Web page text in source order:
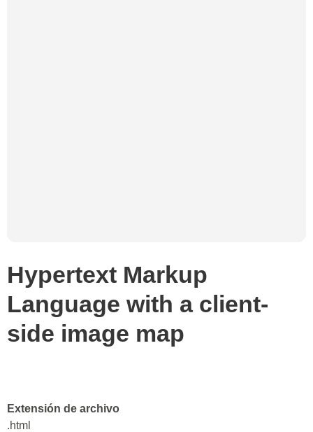
Hypertext Markup
Language with a client-
side image map
Extensión de archivo
.html